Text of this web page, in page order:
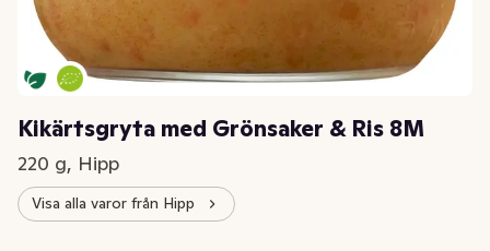
Kikärtsgryta med Grönsaker & Ris 8M
220 g, Hipp
Visa alla varor från Hipp